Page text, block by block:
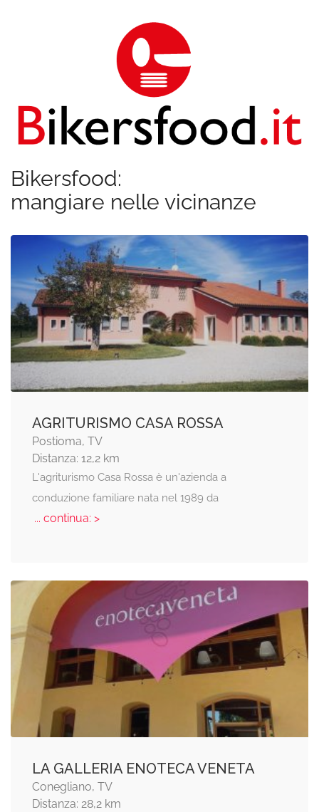
Bikersfood:
mangiare nelle vicinanze
AGRITURISMO CASA ROSSA
Postioma, TV
Distanza: 12,2 km
L'agriturismo Casa Rossa è un'azienda a
conduzione familiare nata nel 1989 da
... continua: >
LA GALLERIA ENOTECA VENETA
Conegliano, TV
Distanza: 28,2 km